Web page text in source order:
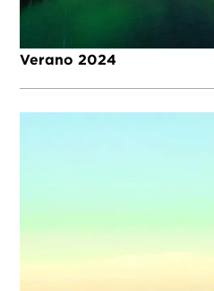
Verano 2024